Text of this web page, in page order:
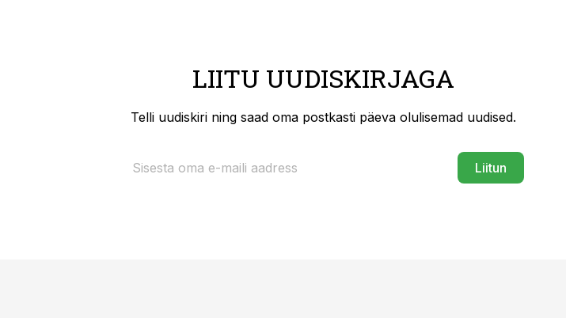
LIITU UUDISKIRJAGA
Telli uudiskiri ning saad oma postkasti päeva olulisemad uudised.
Liitun